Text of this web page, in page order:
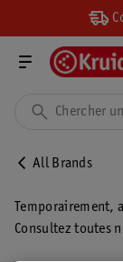
All Brands
Consultez toutes